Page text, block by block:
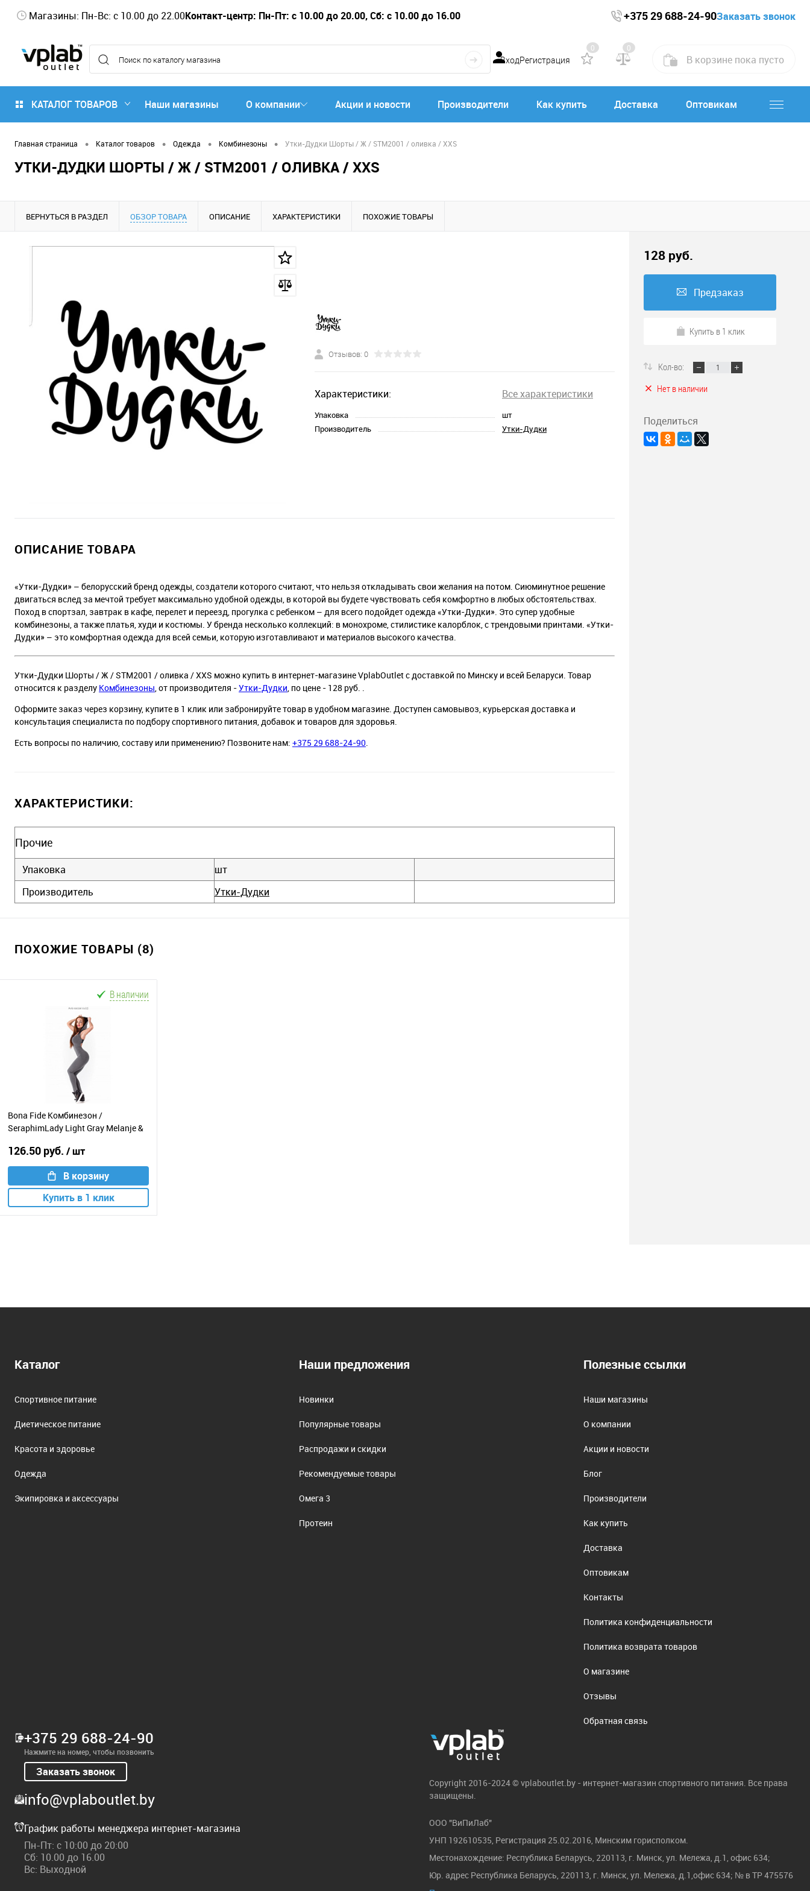
Магазины: Пн-Вс: с 10.00 до 22.00Контакт-центр: Пн-Пт: с 10.00 до 20.00, Сб: с 10.00 до 16.00 +375 29 688-24-90Заказать звонок
ВходРегистрация
0 0
В корзине пока пусто
КАТАЛОГ ТОВАРОВ Наши магазины О компании Акции и новости Производители Как купить Доставка Оптовикам
Главная страница • Каталог товаров • Одежда • Комбинезоны • Утки-Дудки Шорты / Ж / STM2001 / оливка / XXS
УТКИ-ДУДКИ ШОРТЫ / Ж / STM2001 / ОЛИВКА / XXS
ВЕРНУТЬСЯ В РАЗДЕЛ ОБЗОР ТОВАРА ОПИСАНИЕ ХАРАКТЕРИСТИКИ ПОХОЖИЕ ТОВАРЫ
Отзывов: 0
Характеристики: Все характеристики
Упаковка
шт
Производитель
Утки-Дудки
ОПИСАНИЕ ТОВАРА
«Утки-Дудки» – белорусский бренд одежды, создатели которого считают, что нельзя откладывать свои желания на потом. Сиюминутное решение
двигаться вслед за мечтой требует максимально удобной одежды, в которой вы будете чувствовать себя комфортно в любых обстоятельствах.
Поход в спортзал, завтрак в кафе, перелет и переезд, прогулка с ребенком – для всего подойдет одежда «Утки-Дудки». Это супер удобные
комбинезоны, а также платья, худи и костюмы. У бренда несколько коллекций: в монохроме, стилистике калорблок, с трендовыми принтами. «Утки-
Дудки» – это комфортная одежда для всей семьи, которую изготавливают и материалов высокого качества.
Утки-Дудки Шорты / Ж / STM2001 / оливка / XXS можно купить в интернет-магазине VplabOutlet с доставкой по Минску и всей Беларуси. Товар
относится к разделу Комбинезоны, от производителя -Утки-Дудки, по цене - 128 руб. .
Оформите заказ через корзину, купите в 1 клик или забронируйте товар в удобном магазине. Доступен самовывоз, курьерская доставка и
консультация специалиста по подбору спортивного питания, добавок и товаров для здоровья.
Есть вопросы по наличию, составу или применению? Позвоните нам: +375 29 688-24-90.
ХАРАКТЕРИСТИКИ:
Прочие
Упаковка
шт
Производитель
Утки-Дудки
ПОХОЖИЕ ТОВАРЫ (8)
В наличии
Bona Fide Комбинезон /
SeraphimLady Light Gray Melanje &
126.50 руб. / шт
В корзину
Купить в 1 клик
128 руб.
Предзаказ
Купить в 1 клик
Кол-во:
Нет в наличии
Поделиться
Каталог
Спортивное питание
Диетическое питание
Красота и здоровье
Одежда
Экипировка и аксессуары
Наши предложения
Новинки
Популярные товары
Распродажи и скидки
Рекомендуемые товары
Омега 3
Протеин
Полезные ссылки
Наши магазины
О компании
Акции и новости
Блог
Производители
Как купить
Доставка
Оптовикам
Контакты
Политика конфиденциальности
Политика возврата товаров
О магазине
Отзывы
Обратная связь
+375 29 688-24-90
Нажмите на номер, чтобы позвонить
Заказать звонок
info@vplaboutlet.by
График работы менеджера интернет-магазина
Пн-Пт: с 10:00 до 20:00
Сб: 10.00 до 16.00
Вс: Выходной
Copyright 2016-2024 © vplaboutlet.by - интернет-магазин спортивного питания. Все права
защищены.
ООО "ВиПиЛаб"
УНП 192610535, Регистрация 25.02.2016, Минским горисполком.
Местонахождение: Республика Беларусь, 220113, г. Минск, ул. Мележа, д.1, офис 634;
Юр. адрес Республика Беларусь, 220113, г. Минск, ул. Мележа, д.1,офис 634; № в ТР 475576